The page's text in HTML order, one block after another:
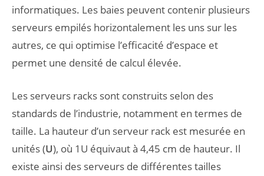
informatiques. Les baies peuvent contenir plusieurs
serveurs empilés horizontalement les uns sur les
autres, ce qui optimise l’efficacité d’espace et
permet une densité de calcul élevée.
Les serveurs racks sont construits selon des
standards de l’industrie, notamment en termes de
taille. La hauteur d’un serveur rack est mesurée en
unités (U), où 1U équivaut à 4,45 cm de hauteur. Il
existe ainsi des serveurs de différentes tailles